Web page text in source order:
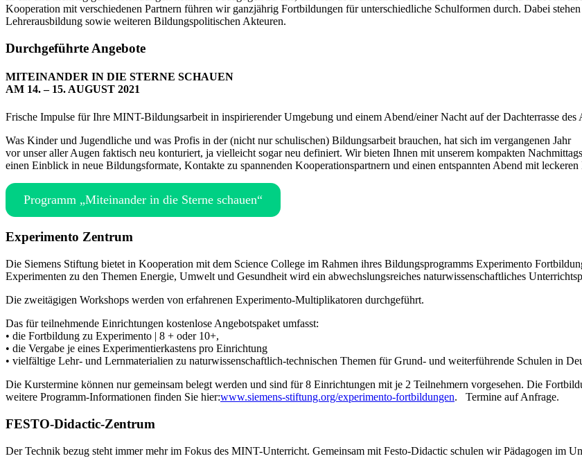
Kooperation mit verschiedenen Partnern führen wir ganzjährig Fortbildungen für unterschiedliche Schulformen durch. Dabei
Lehrerausbildung sowie weiteren Bildungspolitischen Akteuren.
Durchgeführte Angebote
MITEINANDER IN DIE STERNE SCHAUEN
AM 14. – 15. AUGUST 2021
Frische Impulse für Ihre MINT-Bildungsarbeit in inspirierender Umgebung und einem Abend/einer Nacht auf der Dachterrasse
Was Kinder und Jugendliche und was Profis in der (nicht nur schulischen) Bildungsarbeit brauchen, hat sich im vergangenen Jahr
vor unser aller Augen faktisch neu konturiert, ja vielleicht sogar neu definiert. Wir bieten Ihnen mit unserem kompakten
einen Einblick in neue Bildungsformate, Kontakte zu spannenden Kooperationspartnern und einen entspannten Abend mit
Programm „Miteinander in die Sterne schauen“
Experimento Zentrum
Die Siemens Stiftung bietet in Kooperation mit dem Science College im Rahmen ihres Bildungsprogramms Experimento
Experimenten zu den Themen Energie, Umwelt und Gesundheit wird ein abwechslungsreiches naturwissenschaftliches
Die zweitägigen Workshops werden von erfahrenen Experimento-Multiplikatoren durchgeführt.
Das für teilnehmende Einrichtungen kostenlose Angebotspaket umfasst:
• die Fortbildung zu Experimento | 8 + oder 10+,
• die Vergabe je eines Experimentierkastens pro Einrichtung
• vielfältige Lehr- und Lernmaterialien zu naturwissenschaftlich-technischen Themen für Grund- und weiterführende Schulen in
Die Kurstermine können nur gemeinsam belegt werden und sind für 8 Einrichtungen mit je 2 Teilnehmern vorgesehen. Die
weitere Programm-Informationen finden Sie hier:www.siemens-stiftung.org/experimento-fortbildungen. Termine auf Anfrage.
FESTO-Didactic-Zentrum
Der Technik bezug steht immer mehr im Fokus des MINT-Unterricht. Gemeinsam mit Festo-Didactic schulen wir Pädagogen im